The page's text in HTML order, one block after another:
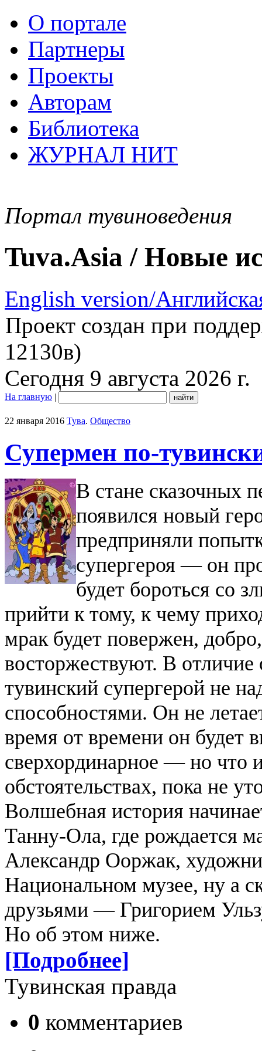
О портале
Партнеры
Проекты
Авторам
Библиотека
ЖУРНАЛ НИТ
Портал тувиноведения
Tuva.Asia / Новые
English version/
Проект создан при
12130в)
Сегодня 9 августа 2026 г.
На главную |
22 января 2016 Тува. Общество
Супермен по-
В стане сказочных
появился новый
предприняли
супергероя — он
будет бороться со
прийти к тому, к чему
мрак будет повержен,
восторжествуют. В отличие
тувинский супергерой не
способностями. Он не
время от времени он будет
сверхординарное — но что
обстоятельствах, пока не
Волшебная история
Танну-Ола, где рождается
Александр Ооржак,
Национальном музее, ну а
друзьями — Григорием
Но об этом ниже.
[Подробнее]
Тувинская правда
0 комментариев